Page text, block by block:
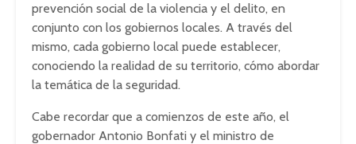
prevención social de la violencia y el delito, en
conjunto con los gobiernos locales. A través del
mismo, cada gobierno local puede establecer,
conociendo la realidad de su territorio, cómo abordar
la temática de la seguridad.
Cabe recordar que a comienzos de este año, el
gobernador Antonio Bonfati y el ministro de